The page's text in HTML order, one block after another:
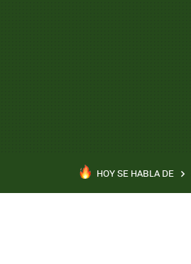
HOY SE HABLA DE